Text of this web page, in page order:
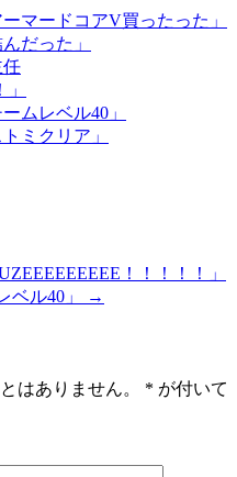
マードコアV買ったった」
だった」
任
ムレベル40」
ミクリア」
！！！！！」
ベル40」
→
はありません。 * が付いて